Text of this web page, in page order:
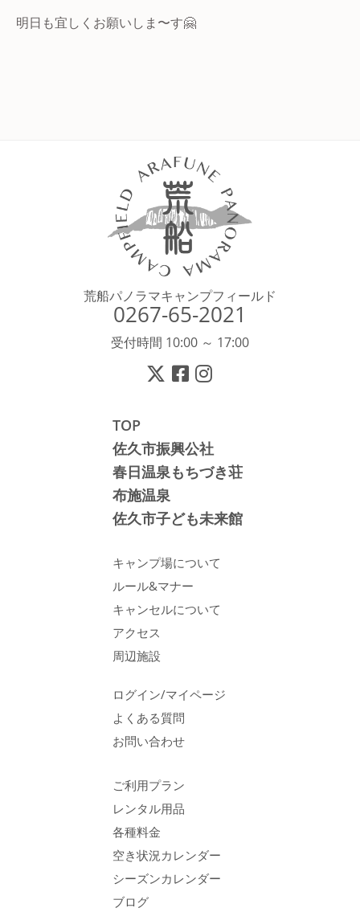
明日も宜しくお願いしま〜す🤗
荒船パノラマキャンプフィールド
0267-65-2021
受付時間 10:00 ～ 17:00
TOP
佐久市振興公社
春日温泉もちづき荘
布施温泉
佐久市子ども未来館
キャンプ場について
ルール&マナー
キャンセルについて
アクセス
周辺施設
ログイン/マイページ
よくある質問
お問い合わせ
ご利用プラン
レンタル用品
各種料金
空き状況カレンダー
シーズンカレンダー
ブログ